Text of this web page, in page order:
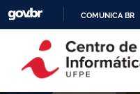
COMUNICA BR